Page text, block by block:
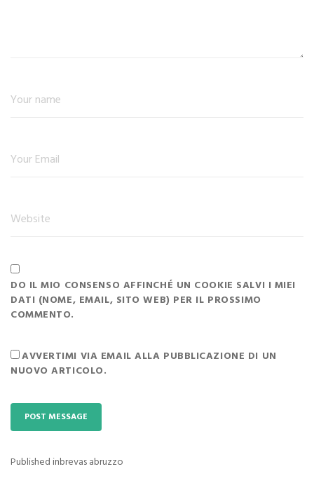
DO IL MIO CONSENSO AFFINCHÉ UN COOKIE SALVI I MIEI
DATI (NOME, EMAIL, SITO WEB) PER IL PROSSIMO
COMMENTO.
AVVERTIMI VIA EMAIL ALLA PUBBLICAZIONE DI UN
NUOVO ARTICOLO.
Navigazione
Published inbrevas abruzzo